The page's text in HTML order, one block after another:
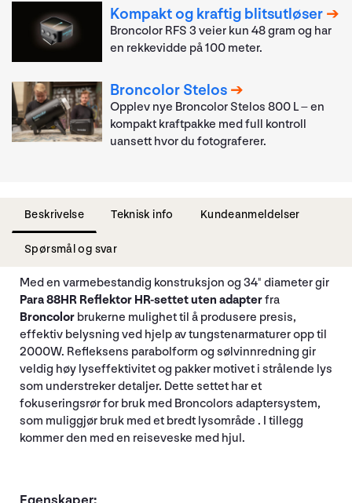
Kompakt og kraftig blitsutløser
Broncolor RFS 3 veier kun 48 gram og har
en rekkevidde på 100 meter.
Broncolor Stelos
Opplev nye Broncolor Stelos 800 L – en
kompakt kraftpakke med full kontroll
uansett hvor du fotograferer.
Beskrivelse Teknisk info Kundeanmeldelser
Spørsmål og svar
Med en varmebestandig konstruksjon og 34" diameter gir
Para 88HR Reflektor HR-settetuten adapterfra
Broncolor brukerne mulighet til å produsere presis,
effektiv belysning ved hjelp av tungstenarmaturer opp til
2000W. Refleksens parabolform og sølvinnredning gir
veldig høy lyseffektivitet og pakker motivet i strålende lys
som understreker detaljer. Dette settet har et
fokuseringsrør for bruk med Broncolors adaptersystem,
som muliggjør bruk med et bredt lysområde . I tillegg
kommer den med en reiseveske med hjul.